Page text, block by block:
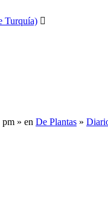
Turquía)
» en De Plantas »